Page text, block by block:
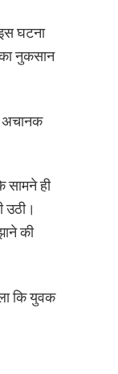
घटना
नुकसान
अचानक
सामने ही
की
कि युवक